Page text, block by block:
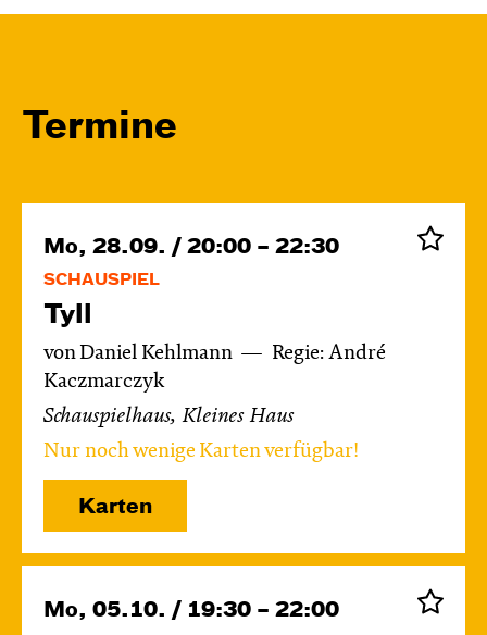
Termine
Mo, 28.09. / 20:00 – 22:30
SCHAUSPIEL
Tyll
von Daniel Kehlmann
Regie: André
Kaczmarczyk
Schauspielhaus, Kleines Haus
Nur noch wenige Karten verfügbar!
Karten
Mo, 05.10. / 19:30 – 22:00